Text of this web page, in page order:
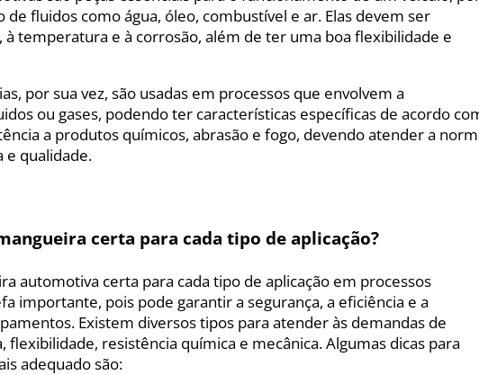
fluidos como água, óleo, combustível e ar. Elas devem ser
à temperatura e à corrosão, além de ter uma boa flexibilidade e
por sua vez, são usadas em processos que envolvem a
ou gases, podendo ter características específicas de acordo
a produtos químicos, abrasão e fogo, devendo atender a
e qualidade.
certa para cada tipo de aplicação?
automotiva certa para cada tipo de aplicação em processos
importante, pois pode garantir a segurança, a eficiência e a
Existem diversos tipos para atender às demandas de
flexibilidade, resistência química e mecânica. Algumas dicas para
adequado são: